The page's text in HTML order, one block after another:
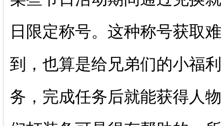
日限定称号。这种称号获取
到，也算是给兄弟们的小福
务，完成任务后就能获得人